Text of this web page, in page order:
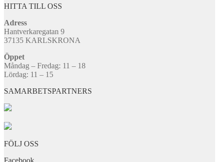
HITTA TILL OSS
Adress
Hantverkaregatan 9
37135 KARLSKRONA
Öppet
Måndag – Fredag: 11 – 18
Lördag: 11 – 15
SAMARBETSPARTNERS
FÖLJ OSS
Facebook